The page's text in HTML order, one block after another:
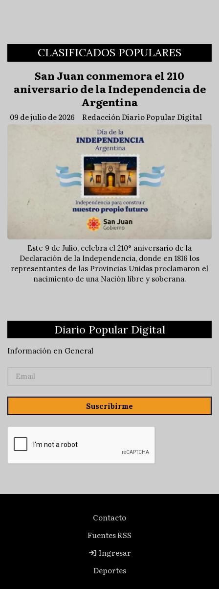
CLASIFICADOS POPULARES
San Juan conmemora el 210
aniversario de la Independencia de
Argentina
Redacción Diario Popular Digital
09 de julio de 2026
Este 9 de Julio, celebra el 210° aniversario de la
Declaración de la Independencia, donde en 1816 los
representantes de las Provincias Unidas proclamaron el
nacimiento de una Nación libre y soberana.
Diario Popular Digital
Información en General
Suscribirme
Contacto
Fuentes RSS
Ingresar
Deportes